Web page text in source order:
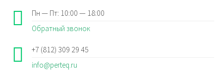
Пн — Пт: 10:00 — 18:00
Обратный звонок
+7 (812) 309 29 45
info@perteq.ru